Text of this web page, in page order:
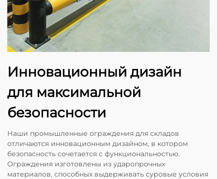
Инновационный дизайн
для максимальной
безопасности
Наши промышленные ограждения для складов
отличаются инновационным дизайном, в котором
безопасность сочетается с функциональностью.
Ограждения изготовлены из ударопрочных
материалов, способных выдерживать суровые условия